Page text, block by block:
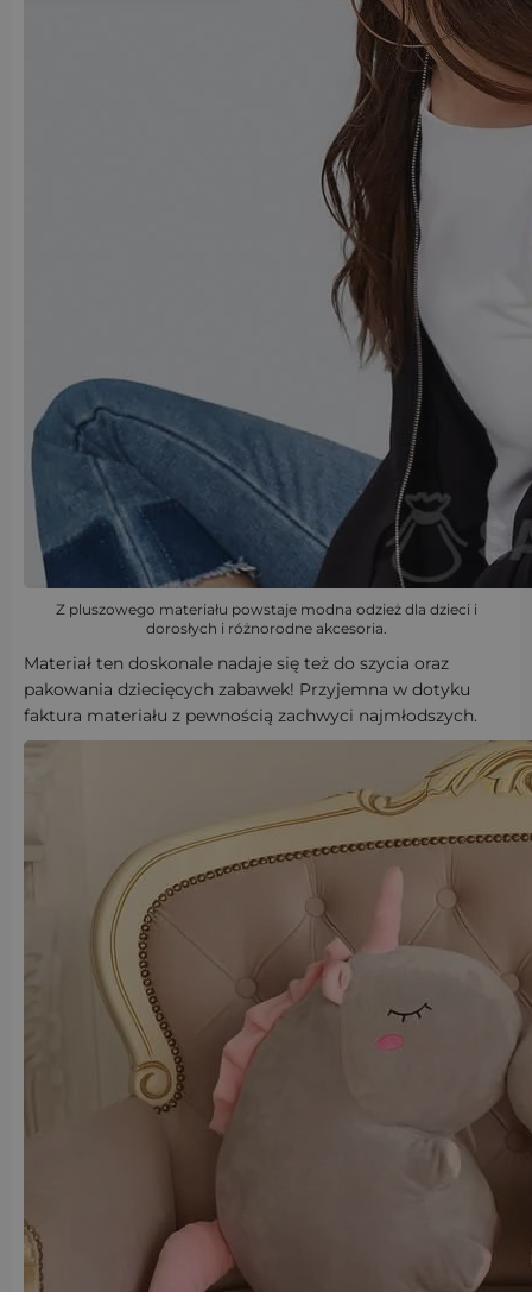
Z pluszowego materiału powstaje modna odzież dla dzieci i
dorosłych i różnorodne akcesoria.
Materiał ten doskonale nadaje się też do szycia oraz
pakowania dziecięcych zabawek! Przyjemna w dotyku
faktura materiału z pewnością zachwyci najmłodszych.